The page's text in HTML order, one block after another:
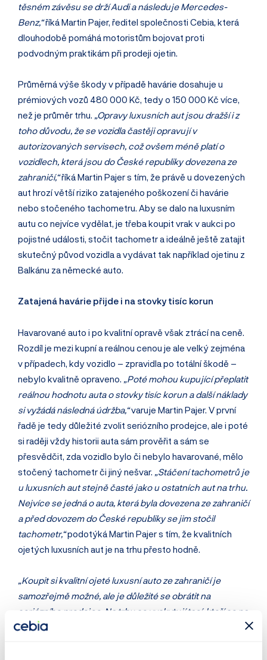
těsném závěsu se drží Audi a následuje Mercedes-
Benz,“říká Martin Pajer, ředitel společnosti Cebia, která
dlouhodobě pomáhá motoristům bojovat proti
podvodným praktikám při prodeji ojetin.
Průměrná výše škody v případě havárie dosahuje u
prémiových vozů 480 000 Kč, tedy o 150 000 Kč více,
než je průměr trhu. „Opravy luxusních aut jsou dražší i z
toho důvodu, že se vozidla častěji opravují v
autorizovaných servisech, což ovšem méně platí o
vozidlech, která jsou do České republiky dovezena ze
zahraničí,“říká Martin Pajer s tím, že právě u dovezených
aut hrozí větší riziko zatajeného poškození či havárie
nebo stočeného tachometru. Aby se dalo na luxusním
autu co nejvíce vydělat, je třeba koupit vrak v aukci po
pojistné události, stočit tachometr a ideálně ještě zatajit
skutečný původ vozidla a vydávat tak například ojetinu z
Balkánu za německé auto.
Zatajená havárie přijde i na stovky tisíc korun
Havarované auto i po kvalitní opravě však ztrácí na ceně.
Rozdíl je mezi kupní a reálnou cenou je ale velký zejména
v případech, kdy vozidlo – zpravidla po totální škodě –
nebylo kvalitně opraveno.
„Poté mohou kupující přeplatit
reálnou hodnotu auta o stovky tisíc korun a další náklady
si vyžádá následná údržba,“varuje Martin Pajer. V první
řadě je tedy důležité zvolit seriózního prodejce, ale i poté
si raději vždy historii auta sám prověřit a sám se
přesvědčit, zda vozidlo bylo či nebylo havarované, mělo
stočený tachometr či jiný nešvar.
„Stáčení tachometrů je
u luxusních aut stejně časté jako u ostatních aut na trhu.
Nejvíce se jedná o auta, která byla dovezena ze zahraničí
a před dovozem do České republiky se jim stočil
tachometr,“podotýká Martin Pajer s tím, že kvalitních
ojetých luxusních aut je na trhu přesto hodně.
„Koupit si kvalitní ojeté luxusní auto ze zahraničí je
samozřejmě možné, ale je důležité se obrátit na
seriózního prodejce. Na trhu se vyskytují tací, kteří se na
dovoz luxusních aut prakticky zaměřují, neboť je to pro